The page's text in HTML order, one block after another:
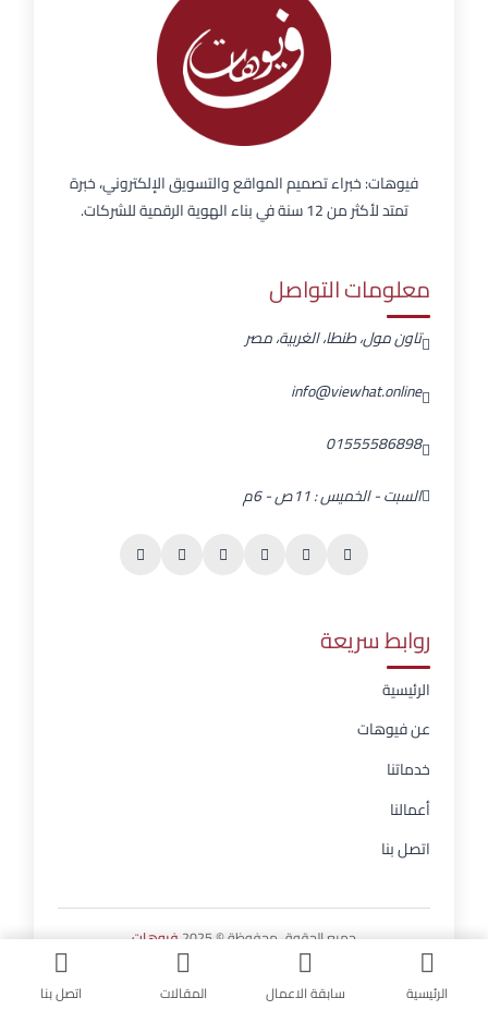
فيوهات: خبراء تصميم المواقع والتسويق الإلكتروني، خبرة
تمتد لأكثر من 12 سنة في بناء الهوية الرقمية للشركات.
معلومات التواصل
تاون مول، طنطا، الغربية، مصر
info@viewhat.online
01555586898
السبت - الخميس : 11ص - 6م
روابط سريعة
الرئيسية
عن فيوهات
خدماتنا
أعمالنا
اتصل بنا
جميع الحقوق محفوظة © 2025 فيوهات
الرئيسية سابقة الاعمال المقالات اتصل بنا